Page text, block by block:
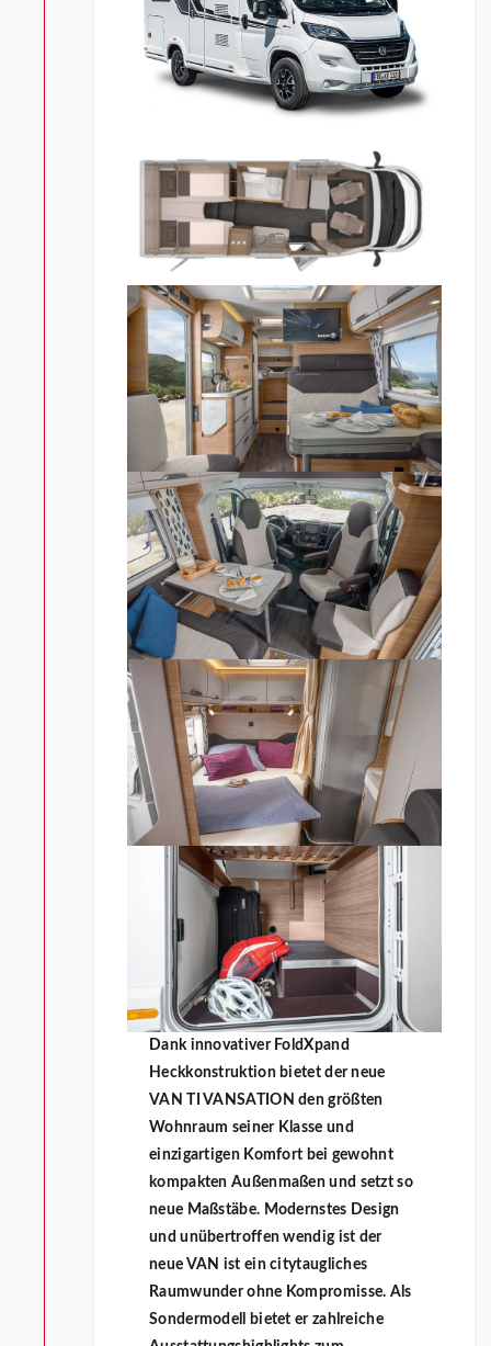
Dank innovativer FoldXpand
Heckkonstruktion bietet der neue
VAN TI VANSATION den größten
Wohnraum seiner Klasse und
einzigartigen Komfort bei gewohnt
kompakten Außenmaßen und setzt so
neue Maßstäbe. Modernstes Design
und unübertroffen wendig ist der
neue VAN ist ein citytaugliches
Raumwunder ohne Kompromisse. Als
Sondermodell bietet er zahlreiche